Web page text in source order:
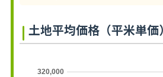
土地平均価格（平米単価
320,000